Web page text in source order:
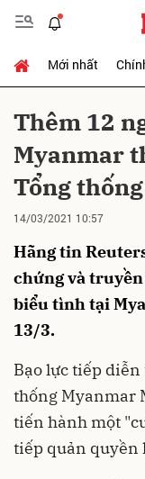
Mới nhất
Thêm 12
Myanmar
Tổng
14/03/2021 10:57
Hãng tin
chứng và
biểu tình tại
13/3.
Bạo lực tiếp
thống Myanmar
tiến hành một
tiếp quản quyền
Gửi bình luận